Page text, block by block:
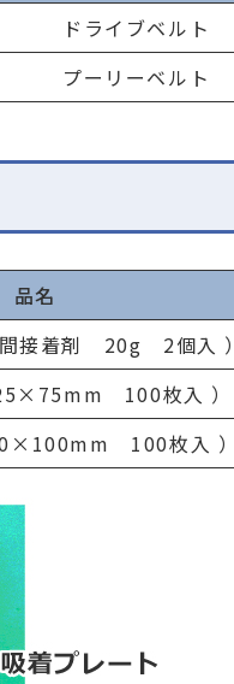
ドライブベルト
プーリーベルト
品名
接着剤 20g 2個入 ）
100枚入 ）
100枚入 ）